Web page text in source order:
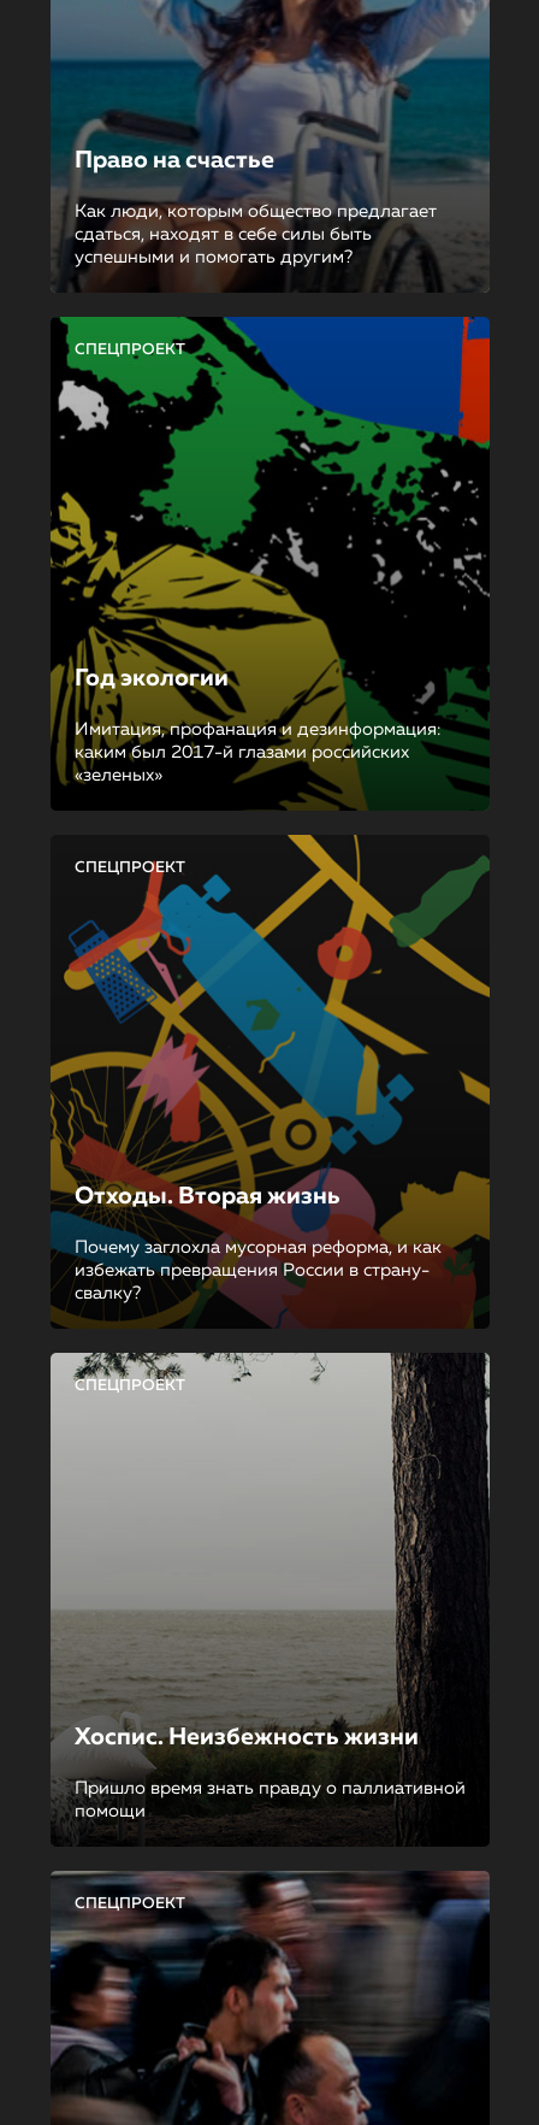
Право на счастье
Как люди, которым общество предлагает
сдаться, находят в себе силы быть
успешными и помогать другим?
СПЕЦПРОЕКТ
Год экологии
Имитация, профанация и дезинформация:
каким был 2017-й глазами российских
«зеленых»
СПЕЦПРОЕКТ
Отходы. Вторая жизнь
Почему заглохла мусорная реформа, и как
избежать превращения России в страну-
свалку?
СПЕЦПРОЕКТ
Хоспис. Неизбежность жизни
Пришло время знать правду о паллиативной
помощи
СПЕЦПРОЕКТ